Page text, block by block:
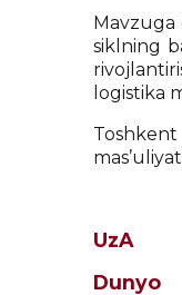
Mavzuga
siklning
logistika
UzA
Dunyo